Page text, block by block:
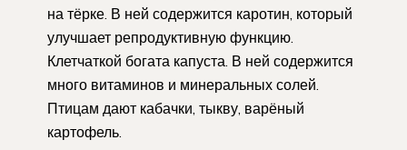
на тёрке. В ней содержится каротин, который
улучшает репродуктивную функцию.
Клетчаткой богата капуста. В ней содержится
много витаминов и минеральных солей.
Птицам дают кабачки, тыкву, варёный
картофель.